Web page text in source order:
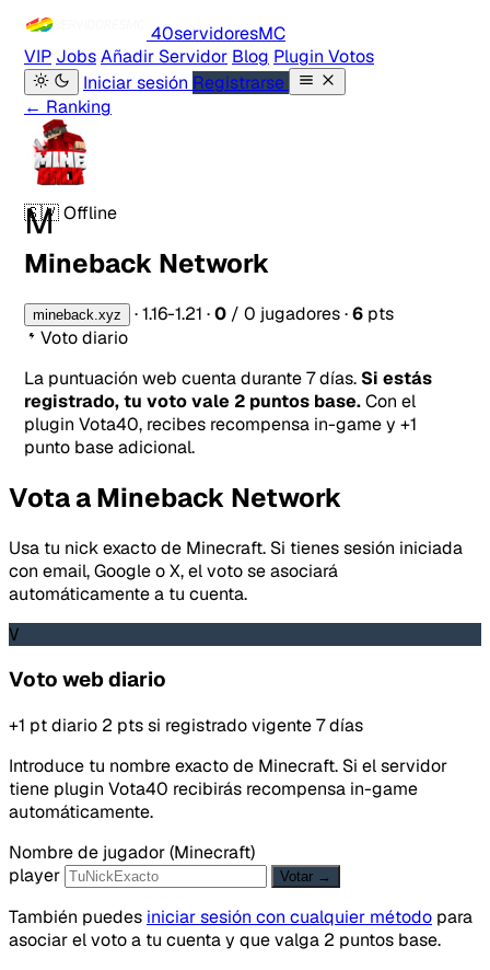
40servidoresMC
VIP JobsAñadir Servidor Blog Plugin Votos
Iniciar sesión Registrarse
← Ranking
M
🇸🇻Offline
Mineback Network
mineback.xyz ·1.16-1.21 ·0 / 0 jugadores·6 pts
Voto diario
La puntuación web cuenta durante 7 días. Si estás
registrado, tu voto vale 2 puntos base.Con el
plugin Vota40, recibes recompensa in-game y +1
punto base adicional.
Vota a Mineback Network
Usa tu nick exacto de Minecraft. Si tienes sesión iniciada
con email, Google o X, el voto se asociará
automáticamente a tu cuenta.
V
Voto web diario
+1 pt diario 2 pts si registradovigente 7 días
Introduce tu nombre exacto de Minecraft. Si el servidor
tiene plugin Vota40 recibirás recompensa in-game
automáticamente.
Nombre de jugador (Minecraft)
player
Votar →
También puedes iniciar sesión con cualquier método para
asociar el voto a tu cuenta y que valga 2 puntos base.